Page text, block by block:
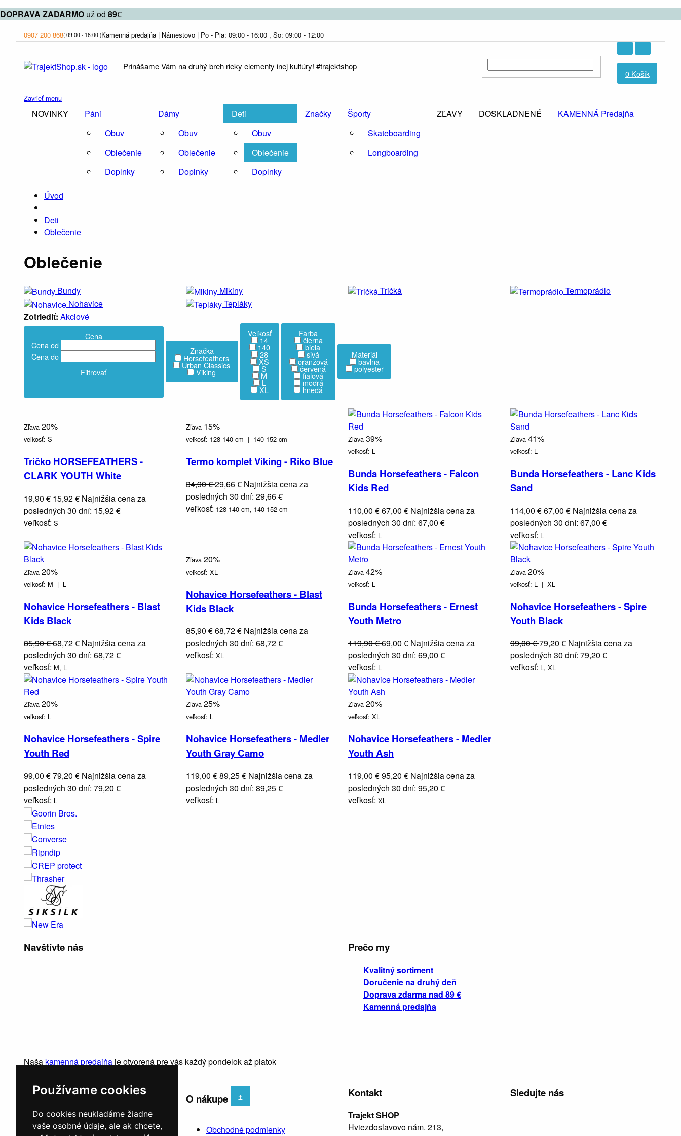
Používame cookies
Do cookies neukladáme žiadne
vaše osobné údaje, ale ak chcete,
DOPRAVA ZADARMO už od 89€
0907 200 868( 09:00 - 16:00 )Kamenná predajňa | Námestovo | Po - Pia: 09:00 - 16:00 , So: 09:00 - 12:00
Prinášame Vám na druhý breh rieky elementy inej kultúry! #trajektshop
0 Košík
Zavrieť menu
NOVINKY
Páni
Obuv
Oblečenie
Doplnky
Dámy
Obuv
Oblečenie
Doplnky
Deti
Obuv
Oblečenie
Doplnky
Značky
Športy
Skateboarding
Longboarding
ZĽAVY DOSKLADNENÉ KAMENNÁ Predajňa
Úvod
Deti
Oblečenie
Oblečenie
Bundy Mikiny Tričká
Termoprádlo
Nohavice
Tepláky
Zotriediť: Akciové
Cena
Cena od
Cena do
Filtrovať
Značka
Horsefeathers
Urban Classics
Viking
Veľkosť
14
140
28
XS
S
M
L
XL
Farba
čierna
biela
sivá
oranžová
červená
fialová
modrá
hnedá
Materiál
bavlna
polyester
Zľava 20%
veľkosť: S
Tričko HORSEFEATHERS -
CLARK YOUTH White
19,90 €15,92 € Najnižšia cena za
posledných 30 dní: 15,92 €
veľkosť: S
Zľava 15%
veľkosť: 128-140 cm | 140-152 cm
Termo komplet Viking - Riko Blue
34,90 €29,66 € Najnižšia cena za
posledných 30 dní: 29,66 €
veľkosť: 128-140 cm, 140-152 cm
Zľava 39%
veľkosť: L
Bunda Horsefeathers - Falcon
Kids Red
110,00 €67,00 € Najnižšia cena za
posledných 30 dní: 67,00 €
veľkosť: L
Zľava 41%
veľkosť: L
Bunda Horsefeathers - Lanc Kids
Sand
114,00 €67,00 € Najnižšia cena za
posledných 30 dní: 67,00 €
veľkosť: L
Zľava 20%
veľkosť: M | L
Nohavice Horsefeathers - Blast
Kids Black
85,90 €68,72 € Najnižšia cena za
posledných 30 dní: 68,72 €
veľkosť: M, L
Zľava 20%
veľkosť: XL
Nohavice Horsefeathers - Blast
Kids Black
85,90 €68,72 € Najnižšia cena za
posledných 30 dní: 68,72 €
veľkosť: XL
Zľava 42%
veľkosť: L
Bunda Horsefeathers - Ernest
Youth Metro
119,90 €69,00 € Najnižšia cena za
posledných 30 dní: 69,00 €
veľkosť: L
Zľava 20%
veľkosť: L | XL
Nohavice Horsefeathers - Spire
Youth Black
99,00 €79,20 € Najnižšia cena za
posledných 30 dní: 79,20 €
veľkosť: L, XL
Zľava 20%
veľkosť: L
Nohavice Horsefeathers - Spire
Youth Red
99,00 €79,20 € Najnižšia cena za
posledných 30 dní: 79,20 €
veľkosť: L
Zľava 25%
veľkosť: L
Nohavice Horsefeathers - Medler
Youth Gray Camo
119,00 €89,25 € Najnižšia cena za
posledných 30 dní: 89,25 €
veľkosť: L
Zľava 20%
veľkosť: XL
Nohavice Horsefeathers - Medler
Youth Ash
119,00 €95,20 € Najnižšia cena za
posledných 30 dní: 95,20 €
veľkosť: XL
Navštívte nás
Naša kamenná predajňa je otvorená pre vás každý pondelok až piatok
Prečo my
Kvalitný sortiment
Doručenie na druhý deň
Doprava zdarma nad 89 €
Kamenná predajňa
Informácie +
O nás
O nákupe +
Obchodné podmienky
Kontakt
Trajekt SHOP
Hviezdoslavovo nám. 213,
Sledujte nás